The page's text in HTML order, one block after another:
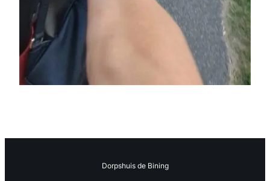
Dorpshuis de Bining